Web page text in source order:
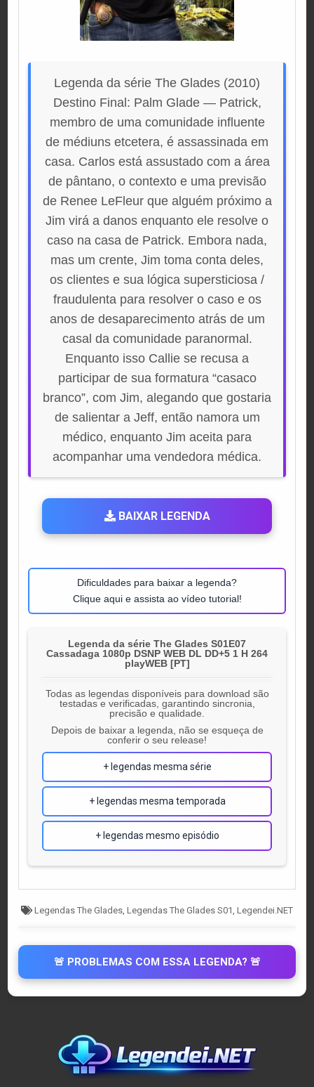
Legenda da série The Glades (2010)
Destino Final: Palm Glade — Patrick,
membro de uma comunidade influente
de médiuns etcetera, é assassinada em
casa. Carlos está assustado com a área
de pântano, o contexto e uma previsão
de Renee LeFleur que alguém próximo a
Jim virá a danos enquanto ele resolve o
caso na casa de Patrick. Embora nada,
mas um crente, Jim toma conta deles,
os clientes e sua lógica supersticiosa /
fraudulenta para resolver o caso e os
anos de desaparecimento atrás de um
casal da comunidade paranormal.
Enquanto isso Callie se recusa a
participar de sua formatura “casaco
branco”, com Jim, alegando que gostaria
de salientar a Jeff, então namora um
médico, enquanto Jim aceita para
acompanhar uma vendedora médica.
BAIXAR LEGENDA
Dificuldades para baixar a legenda?
Clique aqui e assista ao vídeo tutorial!
Legenda da série The Glades S01E07
Cassadaga 1080p DSNP WEB DL DD+5 1 H 264
playWEB [PT]
Todas as legendas disponíveis para download são
testadas e verificadas, garantindo sincronia,
precisão e qualidade.
Depois de baixar a legenda, não se esqueça de
conferir o seu release!
+ legendas mesma série
+ legendas mesma temporada
+ legendas mesmo episódio
Tagged
Legendas The Glades Legendas The Glades S01 Legendei.NET
🚨 PROBLEMAS COM ESSA LEGENDA? 🚨